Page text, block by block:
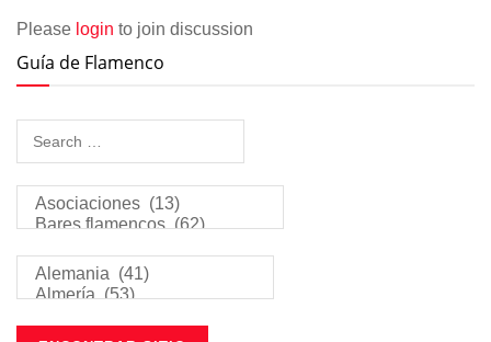
Please login to join discussion
Guía de Flamenco